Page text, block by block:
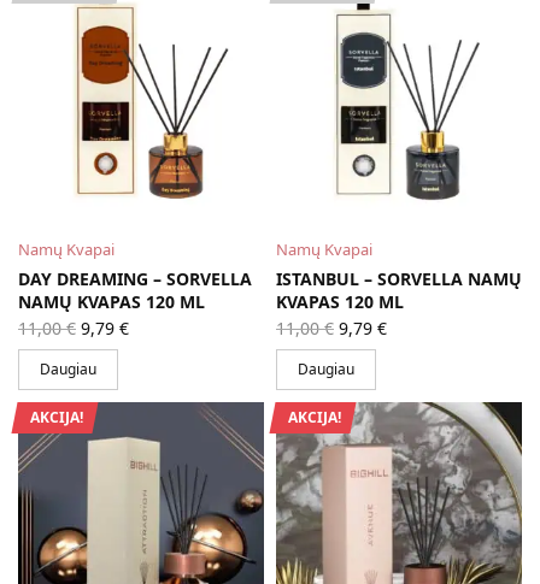
Namų Kvapai
DAY DREAMING – SORVELLA
NAMŲ KVAPAS 120 ML
11,00€ Original
price
was:
11,00 €.
9,79 €Current
Daugiau
Namų Kvapai
ISTANBUL – SORVELLA NAMŲ
KVAPAS 120 ML
11,00€ Original
price
was:
11,00 €.
9,79 €Current
Daugiau
AKCIJA! AKCIJA!